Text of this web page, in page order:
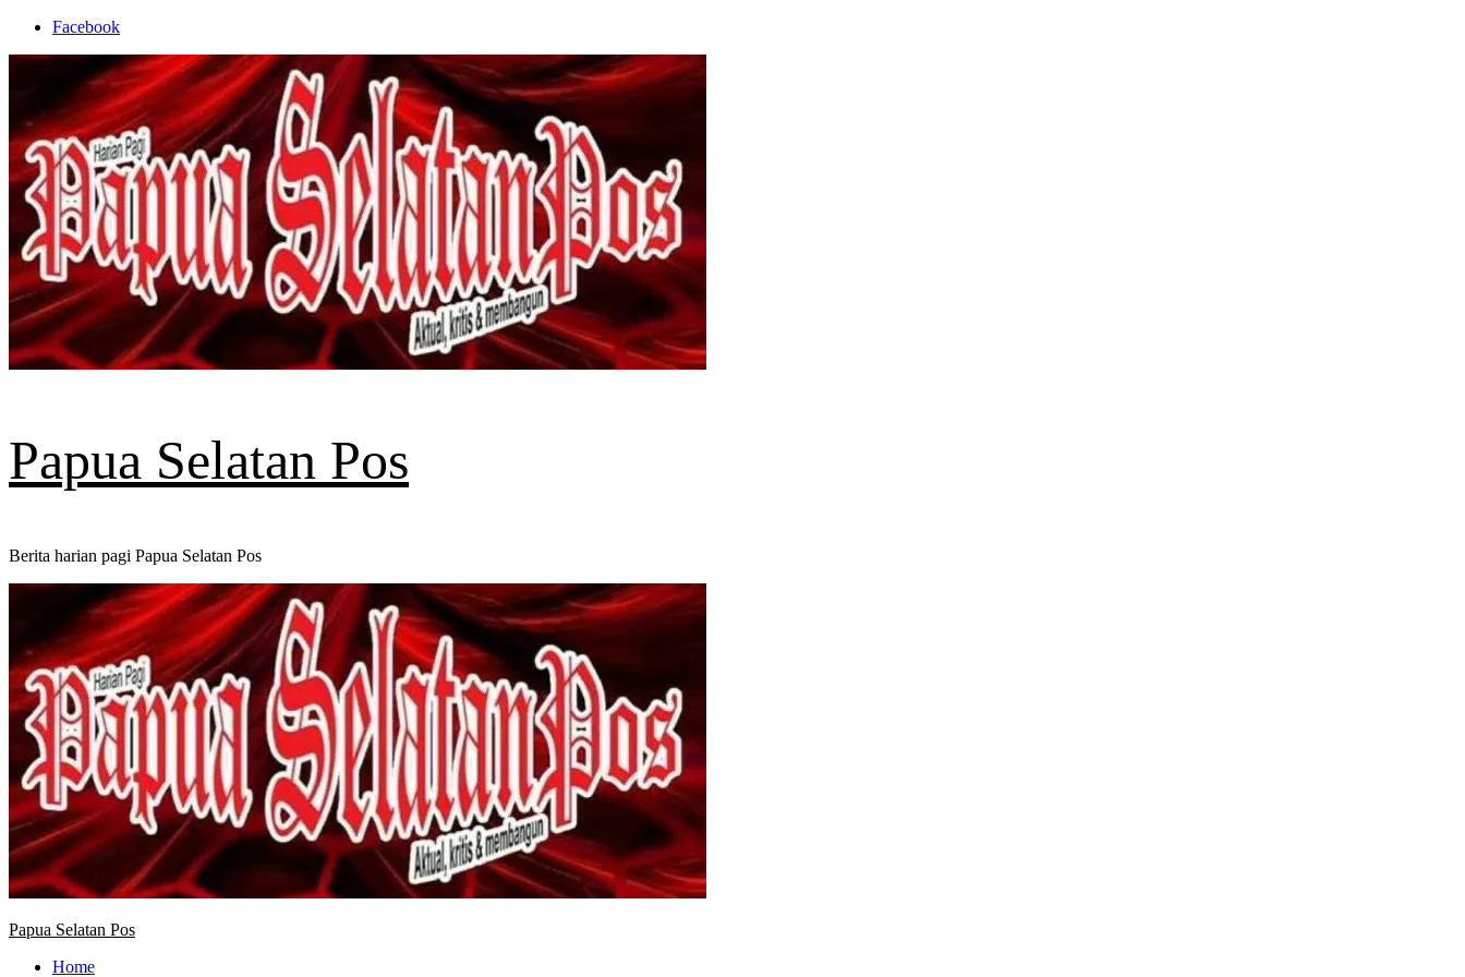
Skip
content
Facebook
Papua Selatan Pos
Berita harian pagi Papua Selatan Pos
Primary
Papua Selatan Pos
Home